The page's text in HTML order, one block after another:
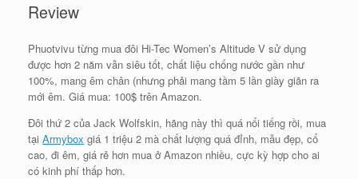
Review
Phuotvivu từng mua đôi Hi-Tec Women’s Altitude V sử dụng
được hơn 2 năm vẫn siêu tốt, chất liệu chống nước gần như
100%, mang êm chân (nhưng phải mang tầm 5 lần giày giãn ra
mới êm. Giá mua: 100$ trên Amazon.
Đôi thứ 2 của Jack Wolfskin, hãng này thì quá nổi tiếng rồi, mua
tại Armybox giá 1 triệu 2 mà chất lượng quá đỉnh, mẫu đẹp, cổ
cao, đi êm, giá rẻ hơn mua ở Amazon nhiều, cực kỳ hợp cho ai
có kinh phí thấp hơn.